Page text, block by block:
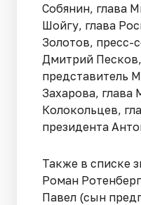
Собянин, глава
Шойгу, глава
Золотов, пресс-
Дмитрий
представитель
Захарова,
Колокольцев,
президента
Также в списке
Роман
Павел (сын